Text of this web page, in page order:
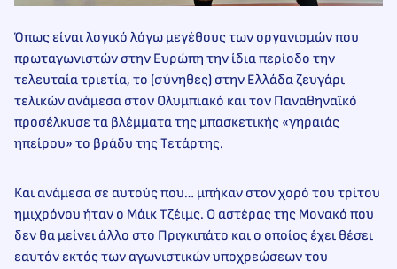
Όπως είναι λογικό λόγω μεγέθους των οργανισμών που
πρωταγωνιστών στην Ευρώπη την ίδια περίοδο την
τελευταία τριετία, το (σύνηθες) στην Ελλάδα ζευγάρι
τελικών ανάμεσα στον Ολυμπιακό και τον Παναθηναϊκό
προσέλκυσε τα βλέμματα της μπασκετικής «γηραιάς
ηπείρου» το βράδυ της Τετάρτης.
Και ανάμεσα σε αυτούς που… μπήκαν στον χορό του τρίτου
ημιχρόνου ήταν ο Μάικ Τζέιμς. Ο αστέρας της Μονακό που
δεν θα μείνει άλλο στο Πριγκιπάτο και ο οποίος έχει θέσει
εαυτόν εκτός των αγωνιστικών υποχρεώσεων του